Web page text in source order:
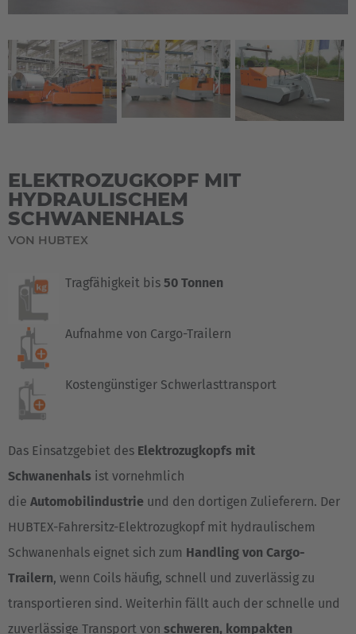
ELEKTROZUGKOPF MIT
HYDRAULISCHEM
SCHWANENHALS
VON HUBTEX
Tragfähigkeit bis 50 Tonnen
Aufnahme von Cargo-Trailern
Kostengünstiger Schwerlasttransport
Das Einsatzgebiet des Elektrozugkopfs mit
Schwanenhals ist vornehmlich
die Automobilindustrie und den dortigen Zulieferern. Der
HUBTEX-Fahrersitz-Elektrozugkopf mit hydraulischem
Schwanenhals eignet sich zum Handling von Cargo-
Trailern, wenn Coils häufig, schnell und zuverlässig zu
transportieren sind. Weiterhin fällt auch der schnelle und
zuverlässige Transport von schweren, kompakten